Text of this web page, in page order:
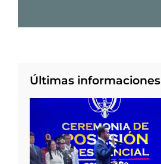
Últimas informaciones